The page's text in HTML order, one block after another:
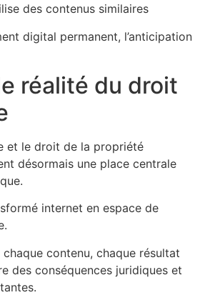
des contenus similaires
digital permanent, l’anticipation
réalité du droit
et le droit de la propriété
désormais une place centrale
internet en espace de
contenu, chaque résultat
des conséquences juridiques et